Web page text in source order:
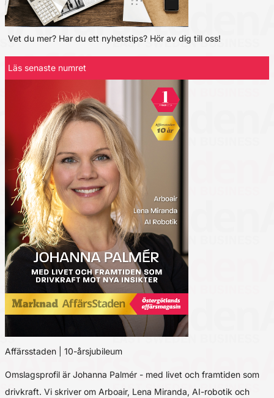
Vet du mer? Har du ett nyhetstips? Hör av dig till oss!
Läs senaste numret
Affärsstaden | 10-årsjubileum
Omslagsprofil är Johanna Palmér - med livet och framtiden som
drivkraft. Vi skriver om Arboair, Lena Miranda, AI-robotik och